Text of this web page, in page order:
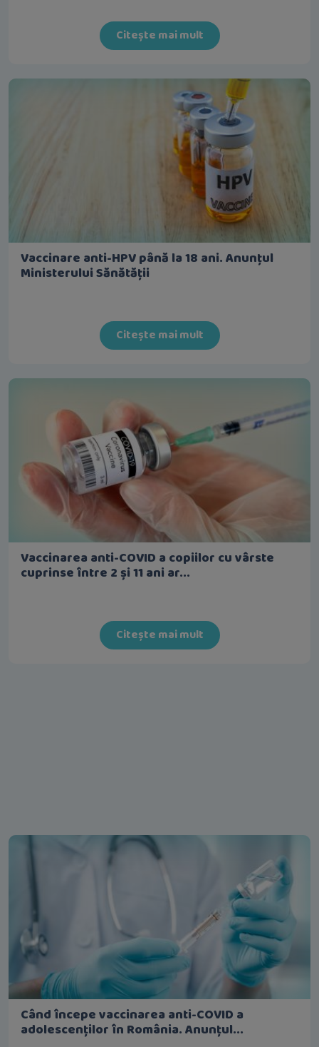
Citește mai mult
Vaccinare anti-HPV până la 18 ani. Anunțul
Ministerului Sănătății
Citește mai mult
Vaccinarea anti-COVID a copiilor cu vârste
cuprinse între 2 și 11 ani ar...
Citește mai mult
Când începe vaccinarea anti-COVID a
adolescenților în România. Anunțul...